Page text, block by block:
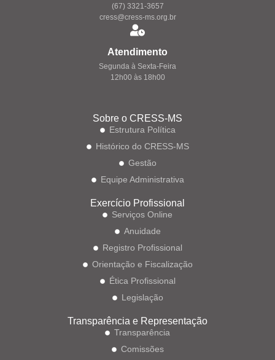
(67) 3321-3657
cress@cress-ms.org.br
Atendimento
Segunda à Sexta-Feira
12h00 às 18h00
Sobre o CRESS-MS
Estrutura Política
Histórico do CRESS-MS
Gestão
Equipe Administrativa
Exercício Profissional
Serviços Online
Anuidade
Registro Profissional
Orientação e Fiscalização
Ética Profissional
Legislação
Transparência e Representação
Transparência
Comissões